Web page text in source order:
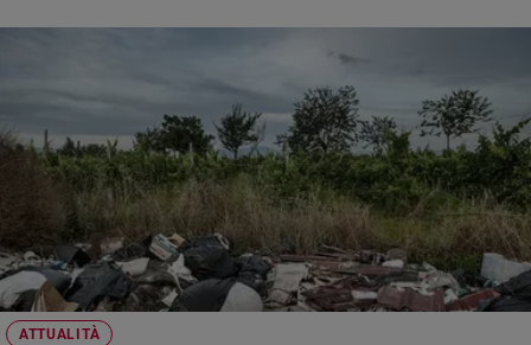
ATTUALITÀ